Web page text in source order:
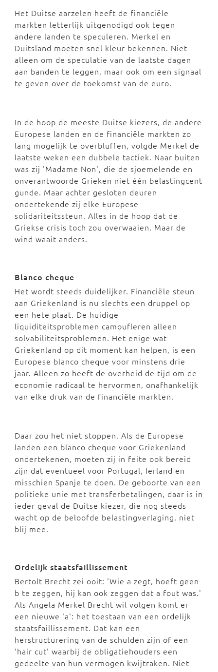
Het Duitse aarzelen heeft de financiële
markten letterlijk uitgenodigd ook tegen
andere landen te speculeren. Merkel en
Duitsland moeten snel kleur bekennen. Niet
alleen om de speculatie van de laatste dagen
aan banden te leggen, maar ook om een signaal
te geven over de toekomst van de euro.
In de hoop de meeste Duitse kiezers, de andere
Europese landen en de financiële markten zo
lang mogelijk te overbluffen, volgde Merkel de
laatste weken een dubbele tactiek. Naar buiten
was zij 'Madame Non', die de sjoemelende en
onverantwoorde Grieken niet één belastingcent
gunde. Maar achter gesloten deuren
ondertekende zij elke Europese
solidariteitssteun. Alles in de hoop dat de
Griekse crisis toch zou overwaaien. Maar de
wind waait anders.
Blanco cheque
Het wordt steeds duidelijker. Financiële steun
aan Griekenland is nu slechts een druppel op
een hete plaat. De huidige
liquiditeitsproblemen camoufleren alleen
solvabiliteitsproblemen. Het enige wat
Griekenland op dit moment kan helpen, is een
Europese blanco cheque voor minstens drie
jaar. Alleen zo heeft de overheid de tijd om de
economie radicaal te hervormen, onafhankelijk
van elke druk van de financiële markten.
Daar zou het niet stoppen. Als de Europese
landen een blanco cheque voor Griekenland
ondertekenen, moeten zij in feite ook bereid
zijn dat eventueel voor Portugal, Ierland en
misschien Spanje te doen. De geboorte van een
politieke unie met transferbetalingen, daar is in
ieder geval de Duitse kiezer, die nog steeds
wacht op de beloofde belastingverlaging, niet
blij mee.
Ordelijk staatsfaillissement
Bertolt Brecht zei ooit: 'Wie a zegt, hoeft geen
b te zeggen, hij kan ook zeggen dat a fout was.'
Als Angela Merkel Brecht wil volgen komt er
een nieuwe 'a': het toestaan van een ordelijk
staatsfaillissement. Dat kan een
herstructurering van de schulden zijn of een
'hair cut' waarbij de obligatiehouders een
gedeelte van hun vermogen kwijtraken. Niet